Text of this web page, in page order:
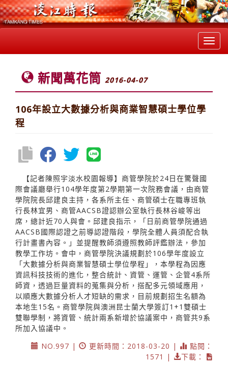
新聞萬花筒 2016-04-07
106年設立大數據分析與商業智慧碩士學位學
程
【記者陳照宇淡水校園報導】商管學院於24日在驚聲國
際會議廳舉行104學年度第2學期第一次院務會議，由商管
學院院長邱建良主持，各系所主任、商管碩士在職專班執
行長林宜男、商管AACSB證認辦公室執行長林谷峻等出
席，總計近70人與會。邱建良指示，「日前商管學院通過
AACSB國際認證之前導認證階段，學院全體人員須配合執
行計畫書內容。」並提醒教師須遵照教師評鑑辦法，參加
教學工作坊。會中，商管學院決議規劃於106學年度設立
「大數據分析與商業智慧碩士學位學程」，本學程為因應
資訊科技技術的進化，整合統計、資管、運管、企管4系所
師資，透過巨量資料的蒐集與分析，搭配多元領域應用，
以順應大數據分析人才短缺的需求，目前規劃招生名額為
本地生15名。商管學院與澳洲昆士蘭大學簽訂1+1雙碩士
雙聯學制，將資管、統計兩系新增於協議案中，商管共9系
所加入協議中。
NO.997 |
更新時間：2018-03-20 |
點閱：
1571 |
下載：